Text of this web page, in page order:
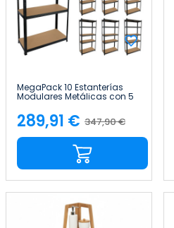
MegaPack 10 Estanterías
Modulares Metálicas con 5
90x40x180cm 7house
Precio
base
347,90 €
Precio
289,91 €